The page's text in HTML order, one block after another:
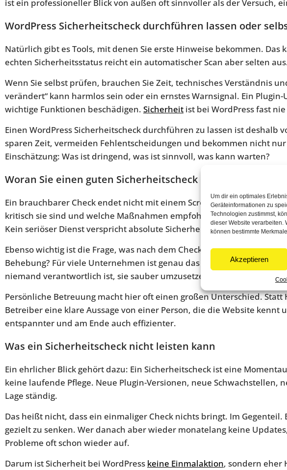
Um dir ein optimales
Geräteinformationen zu
Technologien zustimmst,
dieser Website verarbeiten.
können bestimmte
Akzeptieren
ist ein professioneller Blick von außen oft sinnvoller als der Versuch,
WordPress Sicherheitscheck durchführen lassen oder
Natürlich gibt es Tools, mit denen Sie erste Hinweise bekommen.
echten Sicherheitsstatus reicht ein automatischer Scan aber selten
Wenn Sie selbst prüfen, brauchen Sie Zeit, technisches Verständnis
verändert“ kann harmlos sein oder ein ernstes Warnsignal. Ein
wichtige Funktionen beschädigen. Sicherheit ist bei WordPress fast
Einen WordPress Sicherheitscheck durchführen zu lassen ist
sparen Zeit, vermeiden Fehlentscheidungen und bekommen nicht
Einschätzung: Was ist dringend, was ist sinnvoll, was kann warten?
Woran Sie einen guten Sicherheitscheck erkennen
Ein brauchbarer Check endet nicht mit einem Screenshot aus
kritisch sie sind und welche Maßnahmen empfohlen werden. Gute
Kein seriöser Dienst verspricht absolute Sicherheit. Wer das tut,
Ebenso wichtig ist die Frage, was nach dem Check passiert. Werden
Behebung? Für viele Unternehmen ist genau das entscheidend. Eine
niemand verantwortlich ist, sie sauber umzusetzen.
Persönliche Betreuung macht hier oft einen großen Unterschied.
Betreiber eine klare Aussage von einer Person, die die Website
entspannter und am Ende auch effizienter.
Was ein Sicherheitscheck nicht leisten kann
Ein ehrlicher Blick gehört dazu: Ein Sicherheitscheck ist eine
keine laufende Pflege. Neue Plugin-Versionen, neue
Lage ständig.
Das heißt nicht, dass ein einmaliger Check nichts bringt. Im
gezielt zu senken. Wer danach aber wieder monatelang keine
Probleme oft schon wieder auf.
Darum ist Sicherheit bei WordPress keine Einmalaktion, sondern eher